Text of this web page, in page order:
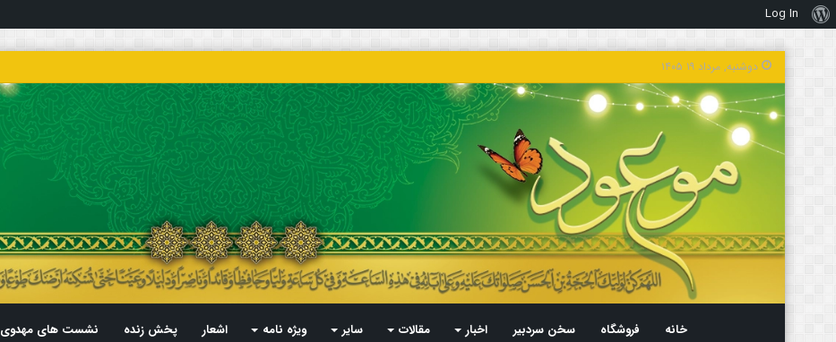
درباره
وردپرس
Log In
دوشنبه, مرداد ۱۹ ۱۴۰۵
خانه فروشگاه سخن سردبیر اخبار مقالات سایر ویژه نامه اشعار پخش زنده نشست های مهدوی